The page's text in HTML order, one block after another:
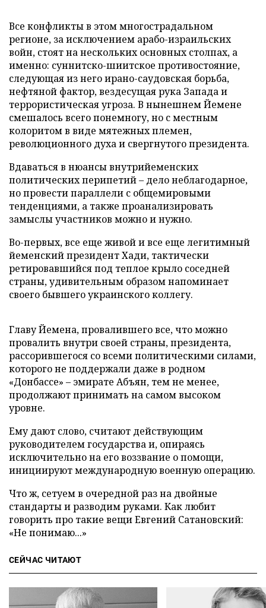
Все конфликты в этом многострадальном
регионе, за исключением арабо-израильских
войн, стоят на нескольких основных столпах, а
именно: суннитско-шиитское противостояние,
следующая из него ирано-саудовская борьба,
нефтяной фактор, вездесущая рука Запада и
террористическая угроза. В нынешнем Йемене
смешалось всего понемногу, но с местным
колоритом в виде мятежных племен,
революционного духа и свергнутого президента.
Вдаваться в нюансы внутрийеменских
политических перипетий – дело неблагодарное,
но провести параллели с общемировыми
тенденциями, а также проанализировать
замыслы участников можно и нужно.
Во-первых, все еще живой и все еще легитимный
йеменский президент Хади, тактически
ретировавшийся под теплое крыло соседней
страны, удивительным образом напоминает
своего бывшего украинского коллегу.
Главу Йемена, провалившего все, что можно
провалить внутри своей страны, президента,
рассорившегося со всеми политическими силами,
которого не поддержали даже в родном
«Донбассе» – эмирате Абъян, тем не менее,
продолжают принимать на самом высоком
уровне.
Ему дают слово, считают действующим
руководителем государства и, опираясь
исключительно на его воззвание о помощи,
инициируют международную военную операцию.
Что ж, сетуем в очередной раз на двойные
стандарты и разводим руками. Как любит
говорить про такие вещи Евгений Сатановский:
«Не понимаю...»
СЕЙЧАС ЧИТАЮТ